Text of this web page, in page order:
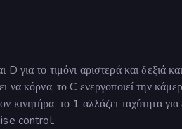
D για το τιμόνι αριστερά και δεξιά
να κόρνα, το C ενεργοποιεί την
κινητήρα, το 1 αλλάζει ταχύτητα
control.